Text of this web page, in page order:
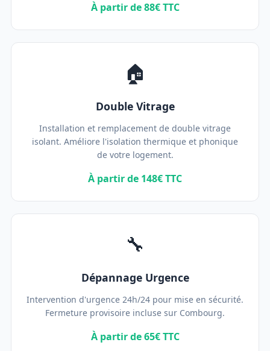
À partir de 88€ TTC
🏠
Double Vitrage
Installation et remplacement de double vitrage
isolant. Améliore l'isolation thermique et phonique
de votre logement.
À partir de 148€ TTC
🔧
Dépannage Urgence
Intervention d'urgence 24h/24 pour mise en sécurité.
Fermeture provisoire incluse sur Combourg.
À partir de 65€ TTC